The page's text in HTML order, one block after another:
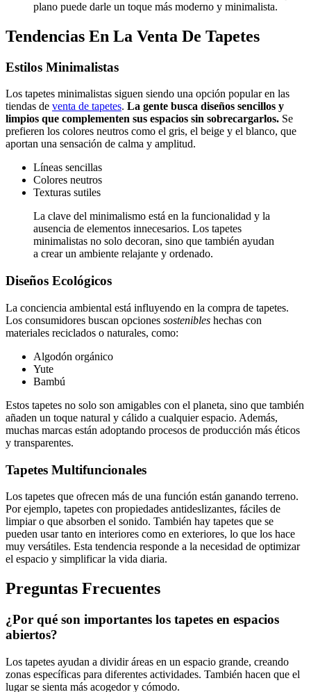
plano puede darle un toque más moderno y minimalista.
Tendencias En La Venta De Tapetes
Estilos Minimalistas
Los tapetes minimalistas siguen siendo una opción popular en las
tiendas de venta de tapetes. La gente busca diseños sencillos y
limpios que complementen sus espacios sin sobrecargarlos. Se
prefieren los colores neutros como el gris, el beige y el blanco, que
aportan una sensación de calma y amplitud.
Líneas sencillas
Colores neutros
Texturas sutiles
La clave del minimalismo está en la funcionalidad y la
ausencia de elementos innecesarios. Los tapetes
minimalistas no solo decoran, sino que también ayudan
a crear un ambiente relajante y ordenado.
Diseños Ecológicos
La conciencia ambiental está influyendo en la compra de tapetes.
Los consumidores buscan opciones sostenibles hechas con
materiales reciclados o naturales, como:
Algodón orgánico
Yute
Bambú
Estos tapetes no solo son amigables con el planeta, sino que también
añaden un toque natural y cálido a cualquier espacio. Además,
muchas marcas están adoptando procesos de producción más éticos
y transparentes.
Tapetes Multifuncionales
Los tapetes que ofrecen más de una función están ganando terreno.
Por ejemplo, tapetes con propiedades antideslizantes, fáciles de
limpiar o que absorben el sonido. También hay tapetes que se
pueden usar tanto en interiores como en exteriores, lo que los hace
muy versátiles. Esta tendencia responde a la necesidad de optimizar
el espacio y simplificar la vida diaria.
Preguntas Frecuentes
¿Por qué son importantes los tapetes en espacios
abiertos?
Los tapetes ayudan a dividir áreas en un espacio grande, creando
zonas específicas para diferentes actividades. También hacen que el
lugar se sienta más acogedor y cómodo.